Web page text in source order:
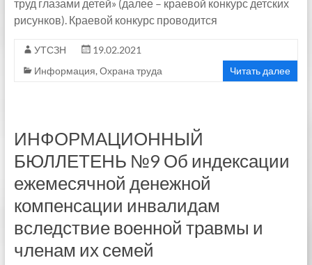
труд глазами детей» (далее – краевой конкурс детских
рисунков). Краевой конкурс проводится
УТСЗН
19.02.2021
Информация, Охрана труда Читать далее
ИНФОРМАЦИОННЫЙ
БЮЛЛЕТЕНЬ №9 Об индексации
ежемесячной денежной
компенсации инвалидам
вследствие военной травмы и
членам их семей